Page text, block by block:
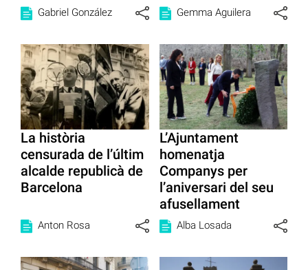
Gabriel González Gemma Aguilera
La història
censurada de l’últim
alcalde republicà de
Barcelona
Anton Rosa
L’Ajuntament
homenatja
Companys per
l’aniversari del seu
afusellament
Alba Losada